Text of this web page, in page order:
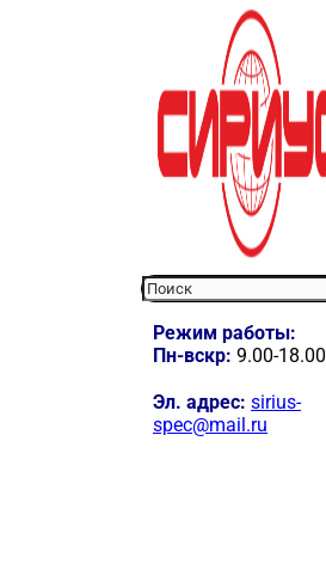
Режим работы:
Пн-вскр: 9.00-18.00
Эл. адрес: sirius-
spec@mail.ru